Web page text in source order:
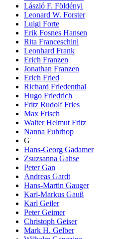
László F. Földényi
Leonard W. Forster
Luigi Forte
Erik Fosnes Hansen
Rita Franceschini
Leonhard Frank
Erich Franzen
Jonathan Franzen
Erich Fried
Richard Friedenthal
Hugo Friedrich
Fritz Rudolf Fries
Max Frisch
Walter Helmut Fritz
Nanna Fuhrhop
G
Hans-Georg Gadamer
Zsuzsanna Gahse
Peter Gan
Andreas Gardt
Hans-Martin Gauger
Karl-Markus Gauß
Karl Geiler
Peter Geimer
Christoph Geiser
Mark H. Gelber